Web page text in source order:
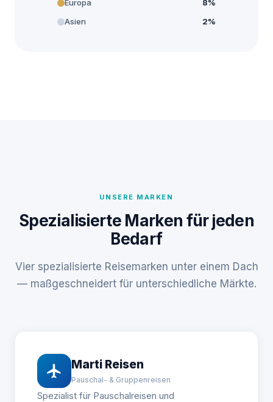
Europa
8%
Asien
2%
UNSERE MARKEN
Spezialisierte Marken für jeden
Bedarf
Vier spezialisierte Reisemarken unter einem Dach
— maßgeschneidert für unterschiedliche Märkte.
Marti Reisen
Pauschal- & Gruppenreisen
Spezialist für Pauschalreisen und